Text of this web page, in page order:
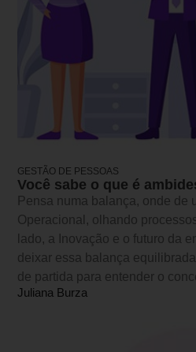
GESTÃO DE PESSOAS
Você sabe o que é
Pensa numa balança, onde de
Operacional, olhando
lado, a Inovação e o futuro da
deixar essa balança
de partida para entender o
Juliana Burza